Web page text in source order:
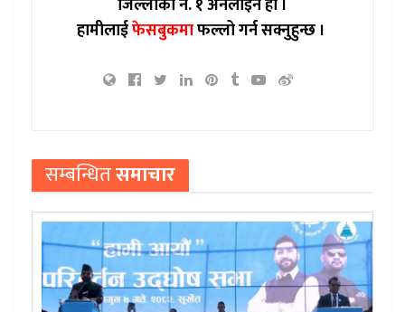
जिल्लाको नं. १ अनलाइन हो ।
हामीलाईफेसबुकमाफल्लो गर्न सक्नुहुन्छ ।
सम्बन्धितसमाचार